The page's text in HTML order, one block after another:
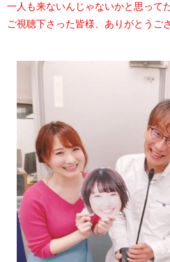
一人も来ないんじゃないかと思って
ご視聴下さった皆様、ありがとうご